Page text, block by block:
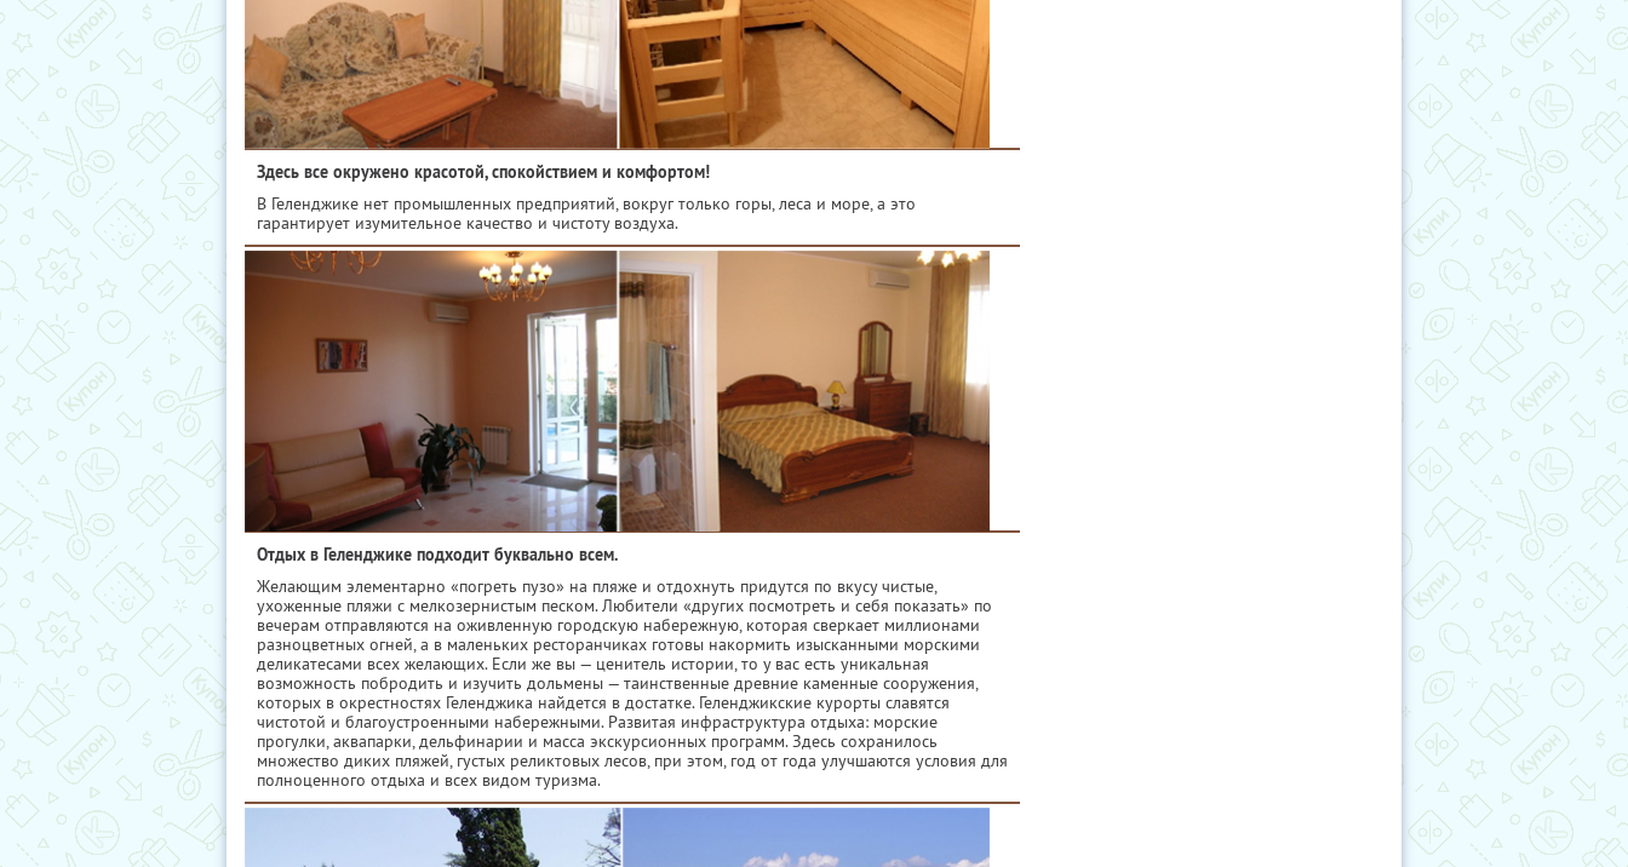
Здесь все окружено красотой, спокойствием и комфортом!
В Геленджике нет промышленных предприятий, вокруг только горы, леса и море, а это
гарантирует изумительное качество и чистоту воздуха.
Отдых в Геленджике подходит буквально всем.
Желающим элементарно «погреть пузо» на пляже и отдохнуть придутся по вкусу чистые,
ухоженные пляжи с мелкозернистым песком. Любители «других посмотреть и себя показать» по
вечерам отправляются на оживленную городскую набережную, которая сверкает миллионами
разноцветных огней, а в маленьких ресторанчиках готовы накормить изысканными морскими
деликатесами всех желающих. Если же вы — ценитель истории, то у вас есть уникальная
возможность побродить и изучить дольмены — таинственные древние каменные сооружения,
которых в окрестностях Геленджика найдется в достатке. Геленджикские курорты славятся
чистотой и благоустроенными набережными. Развитая инфраструктура отдыха: морские
прогулки, аквапарки, дельфинарии и масса экскурсионных программ. Здесь сохранилось
множество диких пляжей, густых реликтовых лесов, при этом, год от года улучшаются условия для
полноценного отдыха и всех видом туризма.